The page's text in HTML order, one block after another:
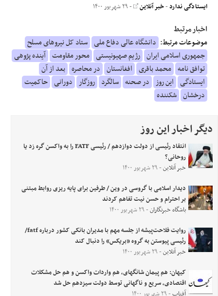
ایستادگی ندارد-خبر آنلاین - ۲۹ شهریور ۱۴۰۰
اخبار مرتبط
موضوعات مرتبط: دانشگاه عالی دفاع ملی ستاد کل نیروهای مسلح
جمهوری اسلامی ایران رژیم صهیونیستی محور مقاومت آینده پژوهی
توافق نامه محمد باقری افغانستان در محاصره بعد از آن
ایستادگی این روز در صحنه سالگرد روزگار دورانی حاکمیت
درخشان شکننده
دیگر اخبار این روز
انتقاد رئیسی از دولت دوازدهم / رئیسی FATF را به واکسن گره زد یا
روحانی؟
خبر آنلاین- ۲۹ شهریور ۱۴۰۰
دیدار اسلامی با گروسی در وین / طرفین برای پایه ریزی روابط مبتنی
بر احترام و حسن نیت تفاهم کردند
باشگاه خبرنگاران- ۲۹ شهریور ۱۴۰۰
روایت فلاحت‌پیشه از جلسه مهم با مدیران بانکی کشور درباره fatf/
رئیسی پیوستن به گروه «بریکس» را دنبال کند
خبر آنلاین- ۲۹ شهریور ۱۴۰۰
کیهان: هم پیمان شانگهای، هم واردات واکسن و هم حل مشکلات
اقتصادی، سریع و ناگهانی توسط دولت سیزدهم حل شد